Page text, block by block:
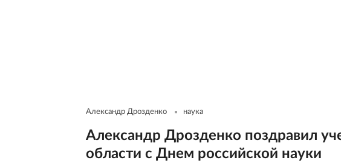
Александр Дрозденко наука
Александр Дрозденко поздравил
области с Днем российской науки